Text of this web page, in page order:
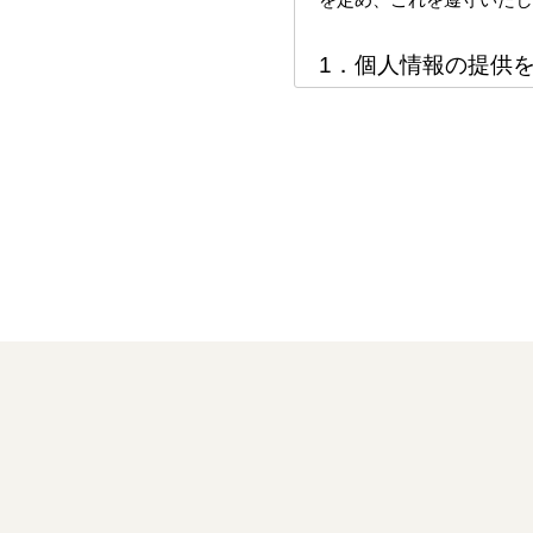
1．個人情報の提供
より個人情報の提供を受
ディング・宴会・各種サ
マーケティングを目的と
（１）上記に記載した当
（２）過去のご利用情報